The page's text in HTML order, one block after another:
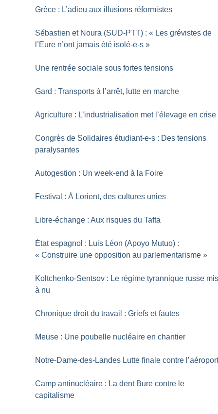
Grèce : L’adieu aux illusions réformistes
Sébastien et Noura (SUD-PTT) : « Les grévistes de
l’Eure n’ont jamais été isolé-e-s »
Une rentrée sociale sous fortes tensions
Gard : Transports à l’arrêt, lutte en marche
Agriculture : L’industrialisation met l’élevage en crise
Congrès de Solidaires étudiant-e-s : Des tensions
paralysantes
Autogestion : Un week-end à la Foire
Festival : À Lorient, des cultures unies
Libre-échange : Aux risques du Tafta
État espagnol : Luis Léon (Apoyo Mutuo) :
« Construire une opposition au parlementarisme »
Koltchenko-Sentsov : Le régime tyrannique russe
à nu
Chronique droit du travail : Griefs et fautes
Meuse : Une poubelle nucléaire en chantier
Notre-Dame-des-Landes Lutte finale contre
Camp antinucléaire : La dent Bure contre le
capitalisme